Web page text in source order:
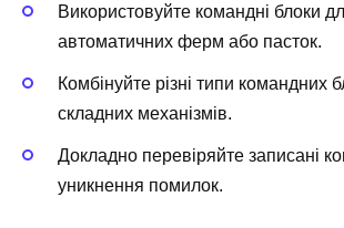
Використовуйте командні блоки
автоматичних ферм або пасток.
Комбінуйте різні типи командних
складних механізмів.
Докладно перевіряйте записані
уникнення помилок.